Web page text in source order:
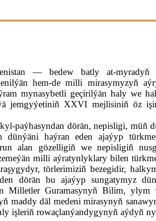
— bedew batly at-myradyň
hem-de milli mirasymyzyň
mynasybetli geçirilýän haly we
jemgyýetiniň XXVI mejlisiniň öz
paýhasyndan dörän, nepisligi, müň
haýran eden ajaýyp
alan gözelligiň we nepisligiň
milli aýratynlyklary bilen
törlerimiziň bezegidir,
dörän bu ajaýyp sungatymyz
Guramasynyň Bilim, ylym
maddy däl medeni mirasynyň
işleriň rowaçlanýandygynyň aýdyň